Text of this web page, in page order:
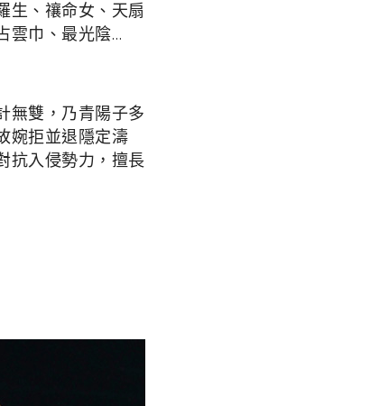
生、禳命女、天扇
雲巾、最光陰…
無雙，乃青陽子多
婉拒並退隱定濤
抗入侵勢力，擅長